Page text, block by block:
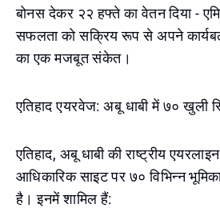
बोनस देकर २२ हफ्ते का वेतन दिया -
सफलता को सक्रिय रूप से अपने
का एक मजबूत संकेत।
एतिहाद एयरवेज: अबू धाबी में ७० खुली
एतिहाद, अबू धाबी की राष्ट्रीय
आधिकारिक साइट पर ७० विभिन्न
है। इनमें शामिल हैं: